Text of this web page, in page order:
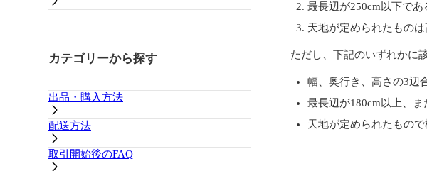
カテゴリーから探す
出品・購入方法
配送方法
取引開始後のFAQ
最長辺が250cm以下であ
天地が定められたもの
ただし、下記のいずれかに
幅、奥行き、高さの3辺
最長辺が180cm以上、
天地が定められたもの